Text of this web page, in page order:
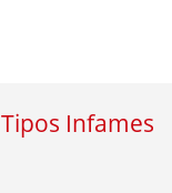
Tipos Infames